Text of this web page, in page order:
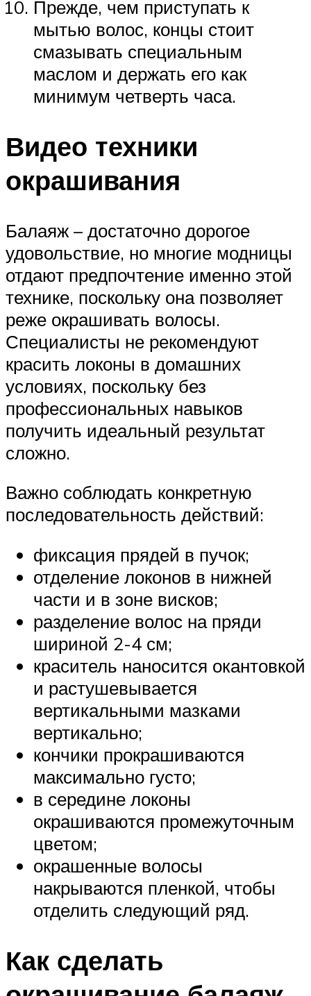
Прежде, чем приступать к
мытью волос, концы стоит
смазывать специальным
маслом и держать его как
минимум четверть часа.
Видео техники
окрашивания
Балаяж – достаточно дорогое
удовольствие, но многие модницы
отдают предпочтение именно этой
технике, поскольку она позволяет
реже окрашивать волосы.
Специалисты не рекомендуют
красить локоны в домашних
условиях, поскольку без
профессиональных навыков
получить идеальный результат
сложно.
Важно соблюдать конкретную
последовательность действий:
фиксация прядей в пучок;
отделение локонов в нижней
части и в зоне висков;
разделение волос на пряди
шириной 2-4 см;
краситель наносится окантовкой
и растушевывается
вертикальными мазками
вертикально;
кончики прокрашиваются
максимально густо;
в середине локоны
окрашиваются промежуточным
цветом;
окрашенные волосы
накрываются пленкой, чтобы
отделить следующий ряд.
Как сделать